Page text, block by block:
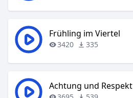
Frühling im Viertel
3420 335
Achtung und Respekt